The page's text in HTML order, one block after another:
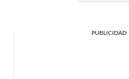
PUBLICIDAD